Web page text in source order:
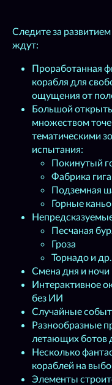
Следите за
ждут:
Проработанная
корабля для
ощущения от
Большой
множеством
тематическими
испытания:
Покинутый
Фабрика
Подземная
Горные
Песчаная
Гроза
Торнадо и др.
Смена дня и ночи
Интерактивное
без ИИ
Случайные
Разнообразные
летающих ботов
Несколько
кораблей на
Элементы